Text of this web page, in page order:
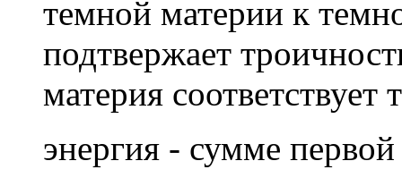
темной материи к
подтвержает
материя соответствует
энергия - сумме